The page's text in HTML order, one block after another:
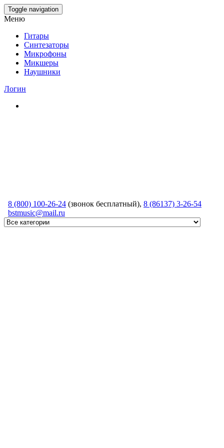
Skip
to
content
Toggle navigation
Меню
Гитары
Синтезаторы
Микрофоны
Микшеры
Наушники
Логин
8 (800) 100-26-24 (звонок бесплатный), 8 (86137) 3-26-54
bstmusic@mail.ru